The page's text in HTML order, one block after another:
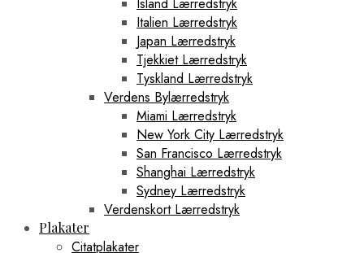
Italien Lærredstryk
Japan Lærredstryk
Tjekkiet Lærredstryk
Tyskland Lærredstryk
Verdens Bylærredstryk
Miami Lærredstryk
New York City Lærredstryk
San Francisco Lærredstryk
Shanghai Lærredstryk
Sydney Lærredstryk
Verdenskort Lærredstryk
Plakater
Citatplakater